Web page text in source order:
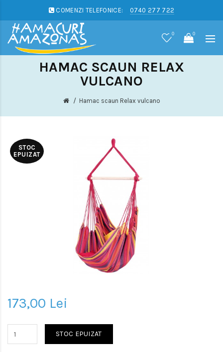
COMENZI TELEFONICE: 0740 277 722
0 0
HAMAC SCAUN RELAX
VULCANO
Hamac scaun Relax vulcano
STOC
EPUIZAT
173,00 Lei
STOC EPUIZAT